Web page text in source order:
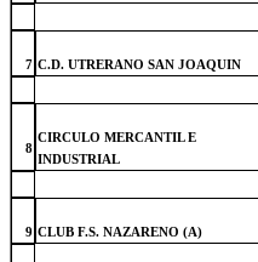
7 C.D. UTRERANO SAN JOAQUIN
8
CIRCULO MERCANTIL E
INDUSTRIAL
9 CLUB F.S. NAZARENO (A)